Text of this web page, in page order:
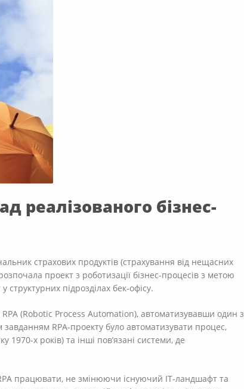
реалізованого бізнес-
страхових продуктів (страхування від нещасних
проект з роботизації бізнес-процесів з метою
підрозділах бек-офісу.
(Robotic Process Automation), автоматизувавши один з
RPA-проекту було автоматизувати процес,
х років) та інші пов’язані системи, де
працювати, не змінюючи існуючий IT-ландшафт та